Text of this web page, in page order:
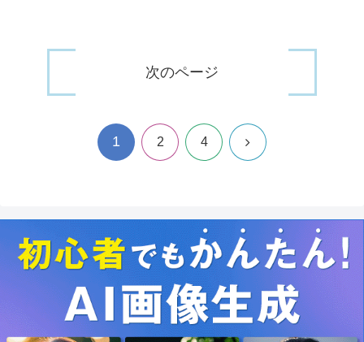
次のページ
1 2 4 次